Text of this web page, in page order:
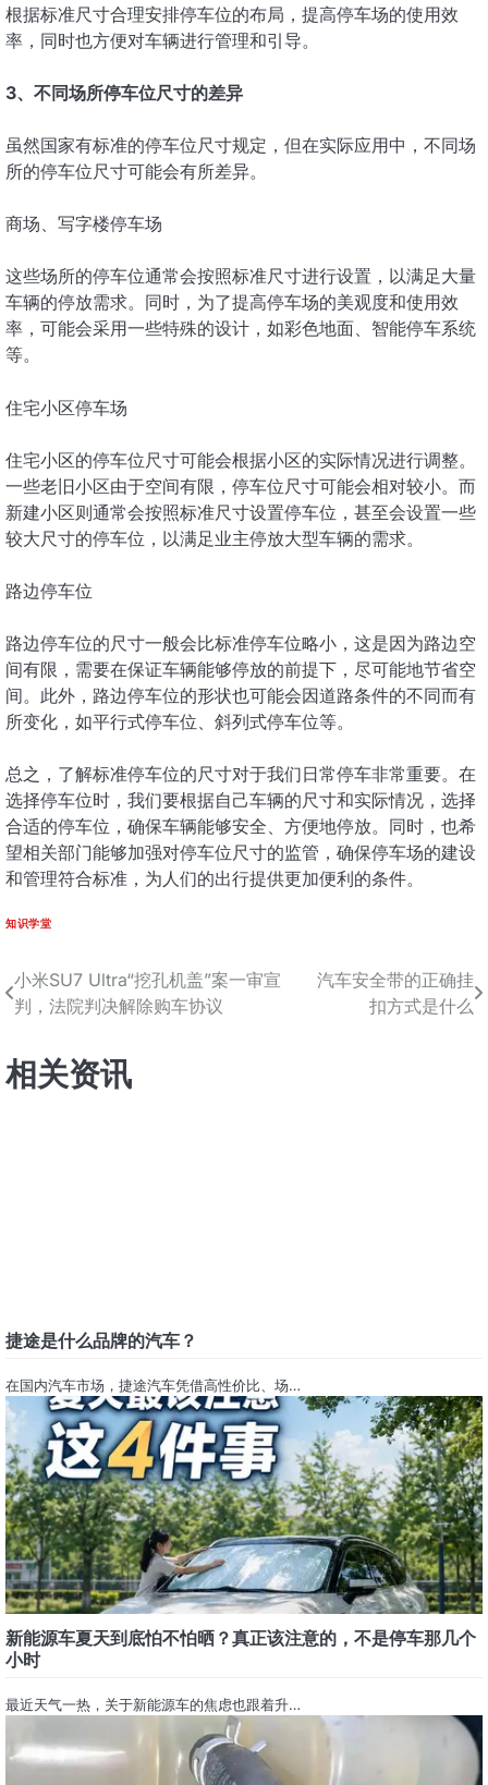
根据标准尺寸合理安排停车位的布局，提高停车场的使用效
率，同时也方便对车辆进行管理和引导。
3、不同场所停车位尺寸的差异
虽然国家有标准的停车位尺寸规定，但在实际应用中，不同场
所的停车位尺寸可能会有所差异。
商场、写字楼停车场
这些场所的停车位通常会按照标准尺寸进行设置，以满足大量
车辆的停放需求。同时，为了提高停车场的美观度和使用效
率，可能会采用一些特殊的设计，如彩色地面、智能停车系统
等。
住宅小区停车场
住宅小区的停车位尺寸可能会根据小区的实际情况进行调整。
一些老旧小区由于空间有限，停车位尺寸可能会相对较小。而
新建小区则通常会按照标准尺寸设置停车位，甚至会设置一些
较大尺寸的停车位，以满足业主停放大型车辆的需求。
路边停车位
路边停车位的尺寸一般会比标准停车位略小，这是因为路边空
间有限，需要在保证车辆能够停放的前提下，尽可能地节省空
间。此外，路边停车位的形状也可能会因道路条件的不同而有
所变化，如平行式停车位、斜列式停车位等。
总之，了解标准停车位的尺寸对于我们日常停车非常重要。在
选择停车位时，我们要根据自己车辆的尺寸和实际情况，选择
合适的停车位，确保车辆能够安全、方便地停放。同时，也希
望相关部门能够加强对停车位尺寸的监管，确保停车场的建设
和管理符合标准，为人们的出行提供更加便利的条件。
知识学堂
文
章
导
小米SU7 Ultra“挖孔机盖”案一审宣
判，法院判决解除购车协议
汽车安全带的正确挂
扣方式是什么
相关资讯
捷途是什么品牌的汽车？
在国内汽车市场，捷途汽车凭借高性价比、场…
新能源车夏天到底怕不怕晒？真正该注意的，不是停车那几个
小时
最近天气一热，关于新能源车的焦虑也跟着升…